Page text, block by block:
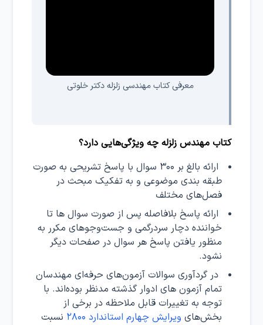
معرفی کتاب مهندسی زلزله دکتر خلوتی
کتاب مهندس زلزله چه ویژگی‌هایی دارد؟
ارائه بالغ بر ۳۰۰ سوال با پاسخ تشریحی به صورت
طبقه بندی موضوعی و به تفکیک مبحث در
فصل‌های مختلف
ارائه پاسخ بلافاصله پس از صورت سوال ها تا
خواننده دچار سردرگمی و جست‌و‌جوهای مکرر به
منظور یافتن پاسخ هر سوال در صفحات دیگر
نشود.
در گردآوری سوالات آزمون‌های حرفه‌ای مهندسان
تمام آزمون های ادوار گذشته مدنظر بوده‌اند. با
توجه به تغییرات قابل ملاحظه در برخی از
بخش‌های ویرایش چهارم استاندارد ۲۸۰۰
نسبت